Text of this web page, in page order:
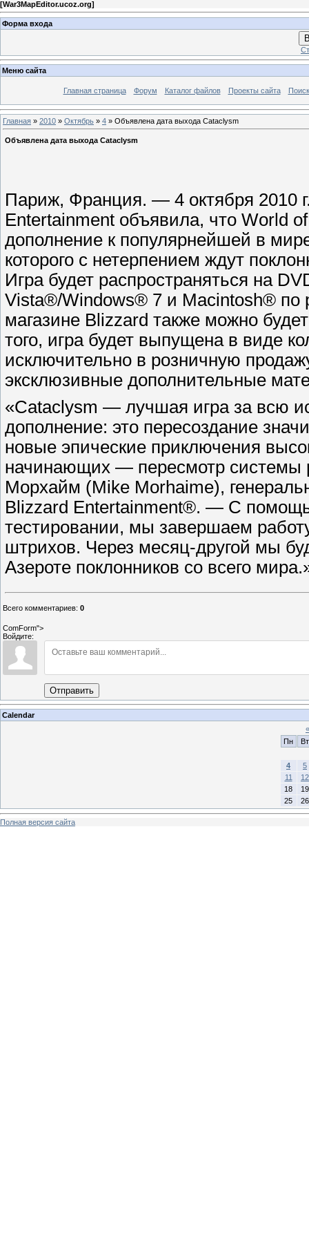
[War3MapEditor.ucoz.org]
Форма входа
Меню сайта
Главная страница Форум Каталог файлов Проекты сайта
Главная » 2010 » Октябрь » 4 » Объявлена дата выхода Cataclysm
Объявлена дата выхода Cataclysm
Париж, Франция. — 4 октября 2010
Entertainment объявила, что World
дополнение к популярнейшей в
которого с нетерпением ждут
Игра будет распространяться на
Vista®/Windows® 7 и Macintosh® по
магазине Blizzard также можно
того, игра будет выпущена в виде
исключительно в розничную
эксклюзивные дополнительные
«Cataclysm — лучшая игра за всю
дополнение: это пересоздание
новые эпические приключения
начинающих — пересмотр системы
Морхайм (Mike Morhaime),
Blizzard Entertainment®. — С
тестировании, мы завершаем
штрихов. Через месяц-другой мы
Азероте поклонников со всего
Всего комментариев: 0
ComForm">
Войдите:
Отправить
Calendar
«
Пн
Вт
4
5
11
12
18
19
25
26
Полная версия сайта